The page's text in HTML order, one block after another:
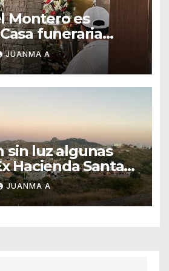
Montero es
funeraria
JUANMA A
sin luz algunas
Hacienda Santa
JUANMA A